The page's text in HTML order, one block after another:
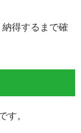
得するまで確
す。